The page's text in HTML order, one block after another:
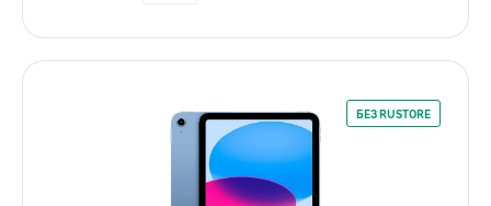
БЕЗ RUSTORE